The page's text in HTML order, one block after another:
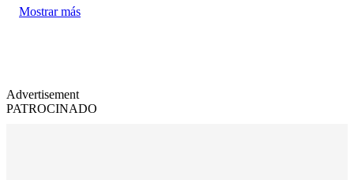
Mostrar más
Advertisement
PATROCINADO